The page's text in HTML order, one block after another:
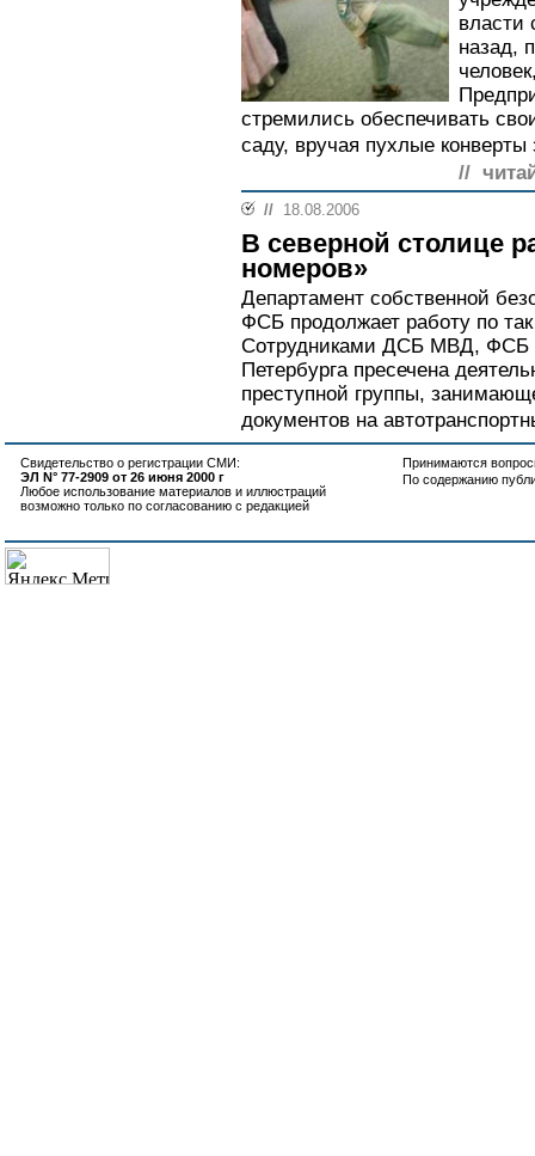
власти
назад,
стремились обеспечивать
саду, вручая пухлые
//
// 18.08.2006
В северной столице
номеров»
Департамент собственной
ФСБ продолжает работу по
Сотрудниками ДСБ МВД, ФСБ
Петербурга пресечена
преступной группы,
документов на
Свидетельство о регистрации СМИ:
ЭЛ N° 77-2909 от 26 июня 2000 г
Любое использование материалов и иллюстраций
возможно только по согласованию с редакцией
Принимаются
По содержанию